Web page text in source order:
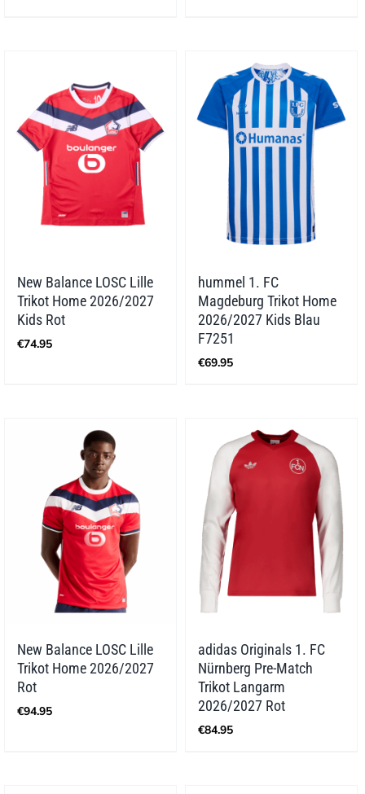
New Balance LOSC Lille
Trikot Home 2026/2027
Kids Rot
€74.95
hummel 1. FC
Magdeburg Trikot Home
2026/2027 Kids Blau
F7251
€69.95
New Balance LOSC Lille
Trikot Home 2026/2027
Rot
€94.95
adidas Originals 1. FC
Nürnberg Pre-Match
Trikot Langarm
2026/2027 Rot
€84.95